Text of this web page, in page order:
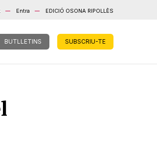
Entra EDICIÓ OSONA RIPOLLÈS
BUTLLETINS SUBSCRIU-TE